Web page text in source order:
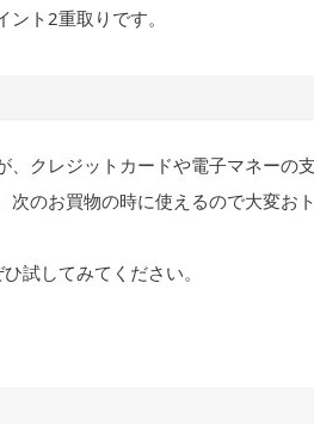
ト2重取りです。
クレジットカードや電子マネーの
のお買物の時に使えるので大変お
試してみてください。